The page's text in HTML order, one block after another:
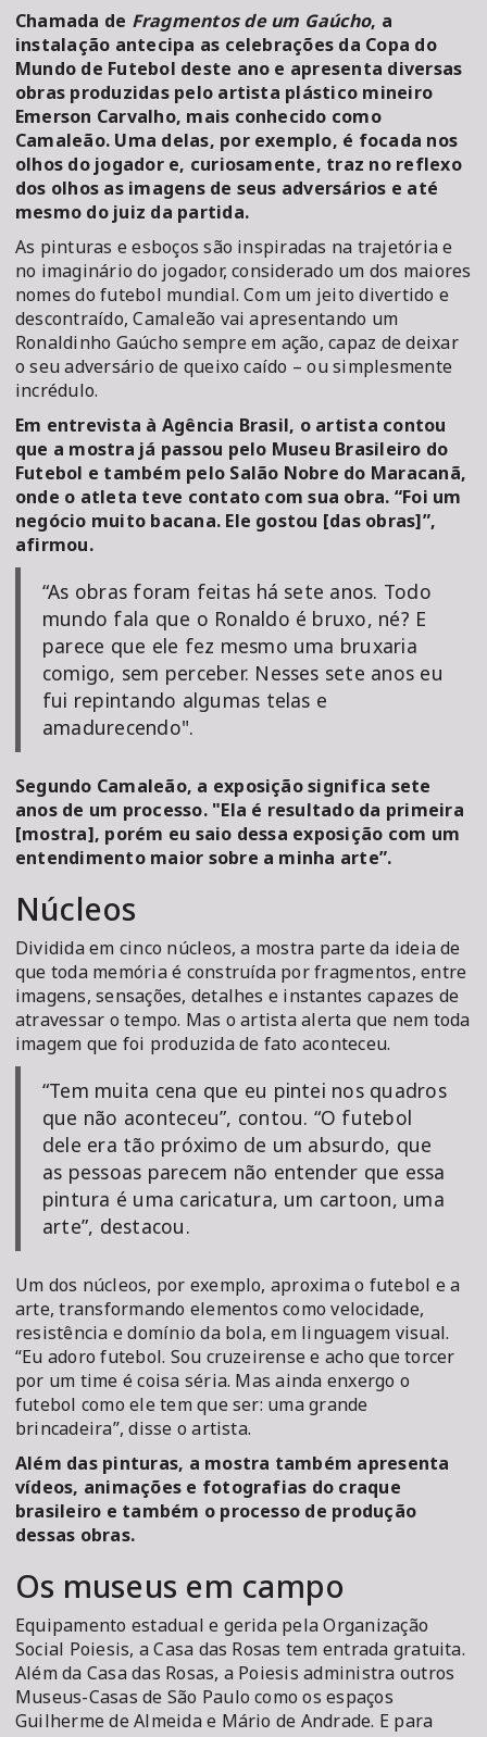
Chamada de Fragmentos de um Gaúcho, a
instalação antecipa as celebrações da Copa do
Mundo de Futebol deste ano e apresenta diversas
obras produzidas pelo artista plástico mineiro
Emerson Carvalho, mais conhecido como
Camaleão. Uma delas, por exemplo, é focada nos
olhos do jogador e, curiosamente, traz no reflexo
dos olhos as imagens de seus adversários e até
mesmo do juiz da partida.
As pinturas e esboços são inspiradas na trajetória e
no imaginário do jogador, considerado um dos maiores
nomes do futebol mundial. Com um jeito divertido e
descontraído, Camaleão vai apresentando um
Ronaldinho Gaúcho sempre em ação, capaz de deixar
o seu adversário de queixo caído – ou simplesmente
incrédulo.
Em entrevista à Agência Brasil, o artista contou
que a mostra já passou pelo Museu Brasileiro do
Futebol e também pelo Salão Nobre do Maracanã,
onde o atleta teve contato com sua obra. “Foi um
negócio muito bacana. Ele gostou [das obras]”,
afirmou.
“As obras foram feitas há sete anos. Todo
mundo fala que o Ronaldo é bruxo, né? E
parece que ele fez mesmo uma bruxaria
comigo, sem perceber. Nesses sete anos eu
fui repintando algumas telas e
amadurecendo".
Segundo Camaleão, a exposição significa sete
anos de um processo. "Ela é resultado da primeira
[mostra], porém eu saio dessa exposição com um
entendimento maior sobre a minha arte”.
Núcleos
Dividida em cinco núcleos, a mostra parte da ideia de
que toda memória é construída por fragmentos, entre
imagens, sensações, detalhes e instantes capazes de
atravessar o tempo. Mas o artista alerta que nem toda
imagem que foi produzida de fato aconteceu.
“Tem muita cena que eu pintei nos quadros
que não aconteceu”, contou. “O futebol
dele era tão próximo de um absurdo, que
as pessoas parecem não entender que essa
pintura é uma caricatura, um cartoon, uma
arte”, destacou.
Um dos núcleos, por exemplo, aproxima o futebol e a
arte, transformando elementos como velocidade,
resistência e domínio da bola, em linguagem visual.
“Eu adoro futebol. Sou cruzeirense e acho que torcer
por um time é coisa séria. Mas ainda enxergo o
futebol como ele tem que ser: uma grande
brincadeira”, disse o artista.
Além das pinturas, a mostra também apresenta
vídeos, animações e fotografias do craque
brasileiro e também o processo de produção
dessas obras.
Os museus em campo
Equipamento estadual e gerida pela Organização
Social Poiesis, a Casa das Rosas tem entrada gratuita.
Além da Casa das Rosas, a Poiesis administra outros
Museus-Casas de São Paulo como os espaços
Guilherme de Almeida e Mário de Andrade. E para